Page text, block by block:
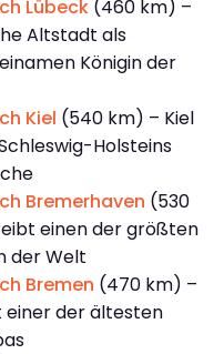
Lübeck (460 km) –
Altstadt als
Königin der
Kiel (540 km) – Kiel
Holsteins
Bremerhaven (530
einen der größten
der Welt
Bremen (470 km) –
einer der ältesten